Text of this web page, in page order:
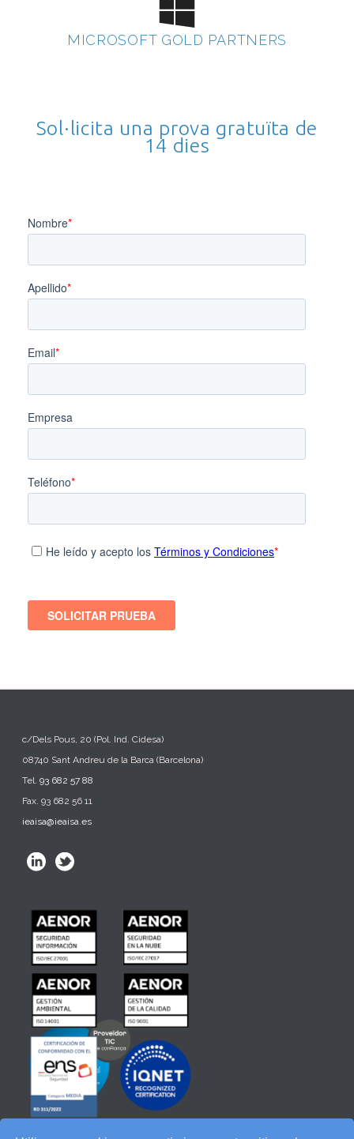
MICROSOFT GOLD PARTNERS
Sol·licita una prova gratuïta de
14 dies
c/Dels Pous, 20 (Pol. Ind. Cidesa)
08740 Sant Andreu de la Barca (Barcelona)
Tel.93 682 57 88
Fax. 93 682 56 11
ieaisa@ieaisa.es